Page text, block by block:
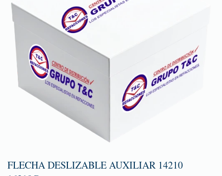
FLECHA DESLIZABLE AUXILIAR 14210